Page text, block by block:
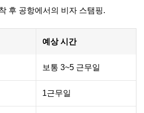
후 공항에서의 비자 스탬핑.
예상 시간
보통 3~5 근무일
1근무일